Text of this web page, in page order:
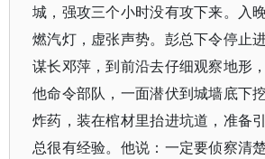
城，强攻三个小时没有攻下来。入
燃汽灯，虚张声势。彭总下令停止
谋长邓萍，到前沿去仔细观察地形
他命令部队，一面潜伏到城墙底下
炸药，装在棺材里抬进坑道，准备
总很有经验。他说：一定要侦察清